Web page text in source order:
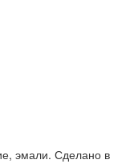
эмали. Сделано в